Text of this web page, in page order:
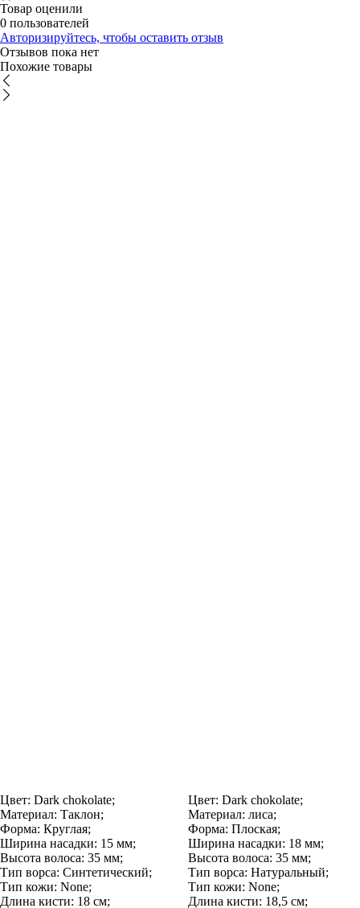
Товар оценили
0 пользователей
Авторизируйтесь, чтобы оставить отзыв
Отзывов пока нет
Похожие товары
Цвет: Dark chokolate;
Материал: Таклон;
Форма: Круглая;
Ширина насадки: 15 мм;
Высота волоса: 35 мм;
Тип ворса: Синтетический;
Тип кожи: None;
Длина кисти: 18 см;
Цвет: Dark chokolate;
Материал: лиса;
Форма: Плоская;
Ширина насадки: 18 мм;
Высота волоса: 35 мм;
Тип ворса: Натуральный;
Тип кожи: None;
Длина кисти: 18,5 см;